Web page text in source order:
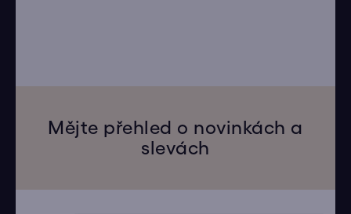
Mějte přehled o novinkách a
slevách